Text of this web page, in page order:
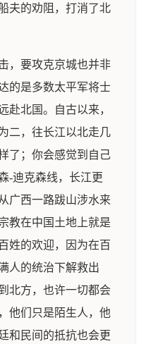
夫的劝阻，打消了北
，要攻克京城也并非
的是多数太平军将士
赴北国。自古以来，
二，往长江以北走几
了；你会感觉到自己
-迪克森线，长江更
广西一路跋山涉水来
教在中国土地上就是
姓的欢迎，因为在百
人的统治下解救出
北方，也许一切都会
他们只是陌生人，他
和民间的抵抗也会更